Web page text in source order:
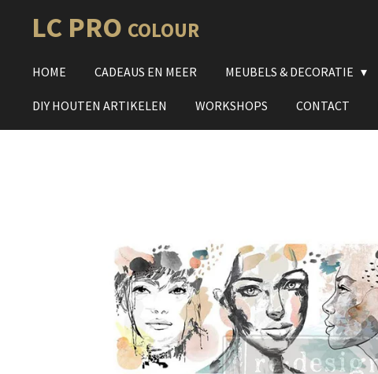
directLC PRO COLOUR
HOME CADEAUS EN MEER MEUBELS & DECORATIE
DIY HOUTEN ARTIKELEN WORKSHOPS CONTACT